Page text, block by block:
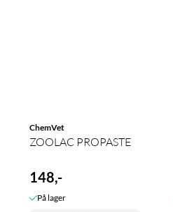
ChemVet
ZOOLAC PROPASTE
148,-
På lager